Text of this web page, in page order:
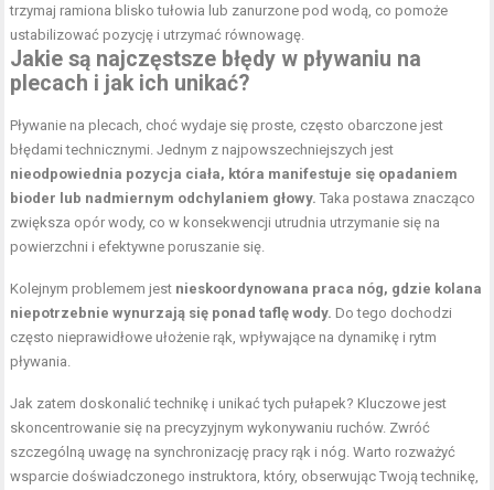
trzymaj ramiona blisko tułowia lub zanurzone pod wodą, co pomoże
ustabilizować pozycję i utrzymać równowagę.
Jakie są najczęstsze błędy w pływaniu na
plecach i jak ich unikać?
Pływanie na plecach, choć wydaje się proste, często obarczone jest
błędami technicznymi. Jednym z najpowszechniejszych jest
nieodpowiednia pozycja ciała, która manifestuje się opadaniem
bioder lub nadmiernym odchylaniem głowy. Taka postawa znacząco
zwiększa opór wody, co w konsekwencji utrudnia utrzymanie się na
powierzchni i efektywne poruszanie się.
Kolejnym problemem jest nieskoordynowana praca nóg, gdzie kolana
niepotrzebnie wynurzają się ponad taflę wody. Do tego dochodzi
często nieprawidłowe ułożenie rąk, wpływające na dynamikę i rytm
pływania.
Jak zatem doskonalić technikę i unikać tych pułapek? Kluczowe jest
skoncentrowanie się na precyzyjnym wykonywaniu ruchów. Zwróć
szczególną uwagę na synchronizację pracy rąk i nóg. Warto rozważyć
wsparcie doświadczonego instruktora, który, obserwując Twoją technikę,